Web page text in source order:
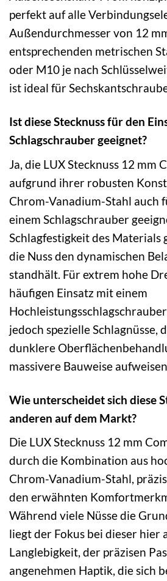
perfekt auf alle
Außendurchmesser von 12
entsprechenden metrischen
oder M10 je nach
ist ideal für
Ist diese Stecknuss für den
Schlagschrauber geeignet?
Ja, die LUX Stecknuss 12 mm
aufgrund ihrer robusten
Chrom-Vanadium-Stahl auch
einem Schlagschrauber
Schlagfestigkeit des Materials
die Nuss den dynamischen
standhält. Für extrem hohe
häufigen Einsatz mit einem
jedoch spezielle Schlagnüsse,
dunklere
massivere Bauweise
Wie unterscheidet sich diese
anderen auf dem Markt?
Die LUX Stecknuss 12 mm
durch die Kombination aus
Chrom-Vanadium-Stahl,
den erwähnten
Während viele Nüsse die
liegt der Fokus bei dieser hier
Langlebigkeit, der präzisen
angenehmen Haptik, die sich